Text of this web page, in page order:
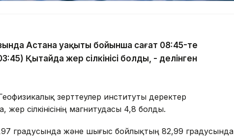
Астана уақыты бойынша сағат 08:45-те
Қытайда жер сілкінісі болды, - делінген
зерттеулер институты деректер
сілкінісінің магнитудасы 4,8 болды.
градусында және шығыс бойлықтың 82,99 градусында